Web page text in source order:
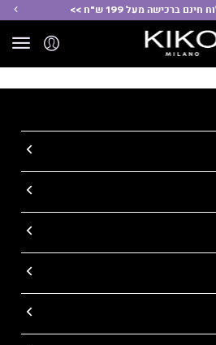
ברכישה מעל 199 ש"ח >>